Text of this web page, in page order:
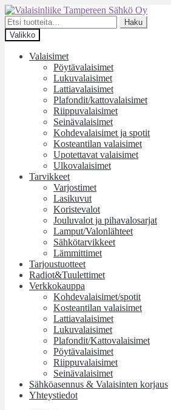
Siirry
navigointiin
Siirry
sisältöön
Etsi:
Haku
Valikko
Valaisimet
Pöytävalaisimet
Lukuvalaisimet
Lattiavalaisimet
Plafondit/kattovalaisimet
Riippuvalaisimet
Seinävalaisimet
Kohdevalaisimet ja spotit
Kosteantilan valaisimet
Upotettavat valaisimet
Ulkovalaisimet
Tarvikkeet
Varjostimet
Lasikuvut
Koristevalot
Jouluvalot ja pihavalosarjat
Lamput/Valonlähteet
Sähkötarvikkeet
Lämmittimet
Tarjoustuotteet
Radiot&Tuulettimet
Verkkokauppa
Kohdevalaisimet/spotit
Kosteantilan valaisimet
Lattiavalaisimet
Lukuvalaisimet
Plafondit/Kattovalaisimet
Pöytävalaisimet
Riippuvalaisimet
Seinävalaisimet
Sähköasennus & Valaisinten korjaus
Yhteystiedot